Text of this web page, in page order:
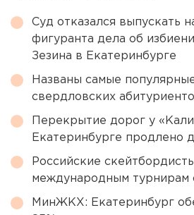
Суд отказался выпускать
фигуранта дела об
Зезина в Екатеринбурге
Названы самые
свердловских
Перекрытие дорог у
Екатеринбурге продлено
Российские
международным турнирам
МинЖКХ: Екатеринбург